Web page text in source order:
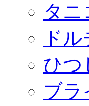
タニ
ド
ひつ
ブラ